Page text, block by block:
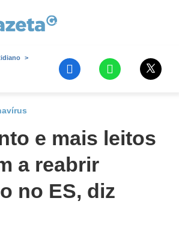
e mais leitos
a reabrir
no ES, diz